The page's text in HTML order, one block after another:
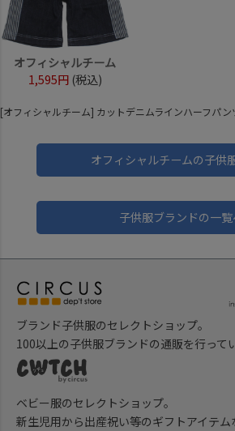
オフィシャルチーム
1,595円 (税込)
[オフィシャルチーム] カットデニムラインハーフパ
オフィシャルチームの子供
子供服ブランドの一覧
ブランド子供服のセレクトショップ。
100以上の子供服ブランドの通販を行って
ベビー服のセレクトショップ。
新生児用から出産祝い等のギフトアイテ